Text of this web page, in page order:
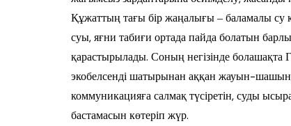
Құжаттың тағы бір жаңалығы ‒ бала­ма­лы су
суы, яғни табиғи ор­тада пайда болатын
қарастырылады. Соның негізінде бо­­лашақта
эко­бел­сенді шатырынан аққан жауын-
коммуникацияға сал­мақ түсіретін, суды
бастамасын көтеріп жүр.